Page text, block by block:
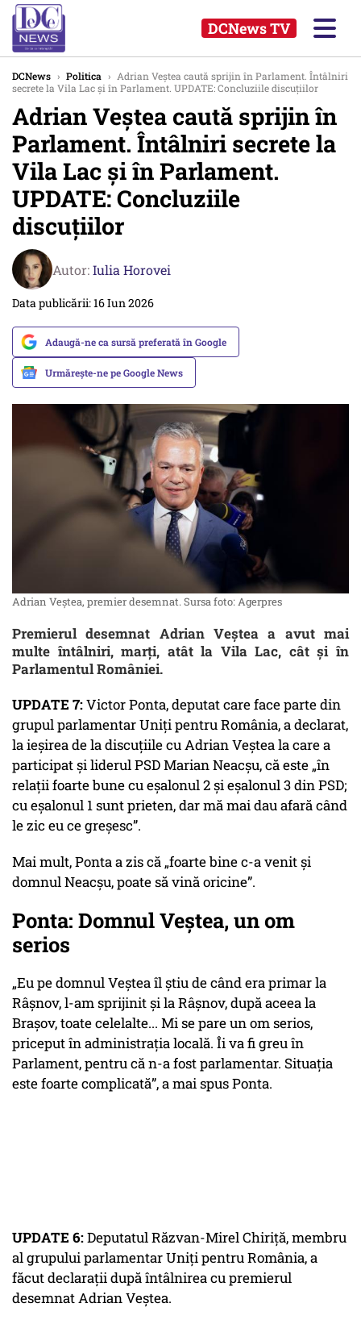
DCNews TV
DCNews › Politica › Adrian Veștea caută sprijin în Parlament. Întâlniri
secrete la Vila Lac și în Parlament. UPDATE: Concluziile discuțiilor
Adrian Veștea caută sprijin în
Parlament. Întâlniri secrete la
Vila Lac și în Parlament.
UPDATE: Concluziile
discuțiilor
Autor:Iulia Horovei
Data publicării: 16 Iun 2026
Adaugă-ne ca sursă preferată în Google
Urmărește-ne pe Google News
Adrian Veștea, premier desemnat. Sursa foto: Agerpres
Premierul desemnat Adrian Veștea a avut mai
multe întâlniri, marți, atât la Vila Lac, cât și în
Parlamentul României.
UPDATE 7:Victor Ponta, deputat care face parte din
grupul parlamentar Uniți pentru România, a declarat,
la ieșirea de la discuțiile cu Adrian Veștea la care a
participat și liderul PSD Marian Neacșu, că este „în
relații foarte bune cu eșalonul 2 și eșalonul 3 din PSD;
cu eșalonul 1 sunt prieten, dar mă mai dau afară când
le zic eu ce greșesc”.
Mai mult, Ponta a zis că „foarte bine c-a venit și
domnul Neacșu, poate să vină oricine”.
Ponta: Domnul Veștea, un om
serios
„Eu pe domnul Veștea îl știu de când era primar la
Râșnov, l-am sprijinit și la Râșnov, după aceea la
Brașov, toate celelalte... Mi se pare un om serios,
priceput în administrația locală. Îi va fi greu în
Parlament, pentru că n-a fost parlamentar. Situația
este foarte complicată”, a mai spus Ponta.
UPDATE 6:Deputatul Răzvan-Mirel Chiriță, membru
al grupului parlamentar Uniți pentru România, a
făcut declarații după întâlnirea cu premierul
desemnat Adrian Veștea.